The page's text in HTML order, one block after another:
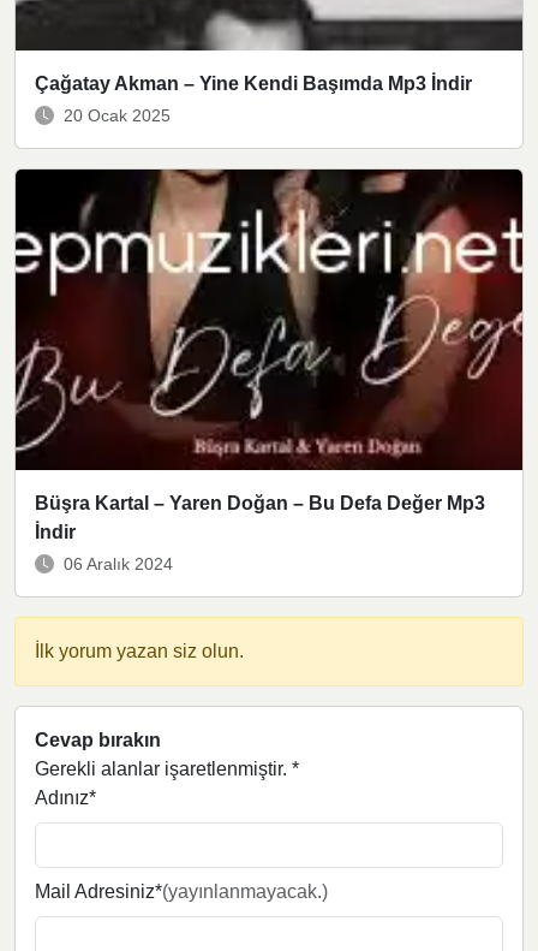
Çağatay Akman – Yine Kendi Başımda Mp3 İndir
20 Ocak 2025
Büşra Kartal – Yaren Doğan – Bu Defa Değer Mp3
İndir
06 Aralık 2024
İlk yorum yazan siz olun.
Cevap bırakın
Gerekli alanlar işaretlenmiştir. *
Adınız*
Mail Adresiniz*(yayınlanmayacak.)